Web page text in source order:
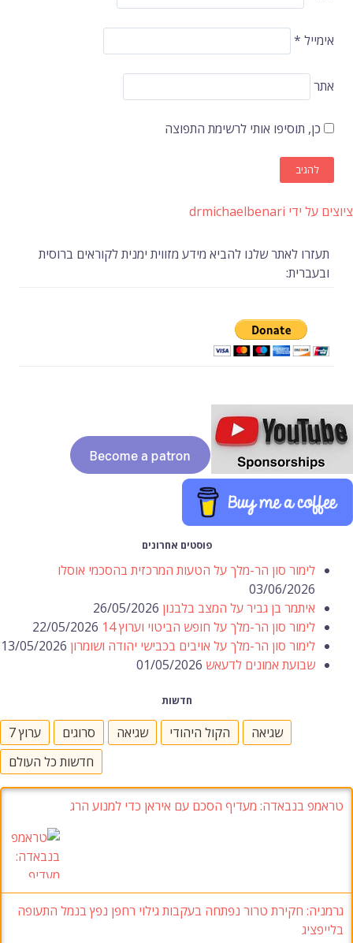
אימייל *
אתר
כן, תוסיפו אותי לרשימת התפוצה
ציוצים על ידי drmichaelbenari
תעזרו לאתר שלנו להביא מידע מזווית ימנית לקוראים ברוסית
ובעברית:
פוסטים אחרונים
לימור סון הר-מלך על הטעות המרכזית בהסכמי אוסלו
03/06/2026
איתמר בן גביר על המצב בלבנון 26/05/2026
לימור סון הר-מלך על חופש הביטוי וערוץ 14
22/05/2026
לימור סון הר-מלך על אויבים בכבישי יהודה ושומרון 13/05/2026
שבועת אמונים לדעאש 01/05/2026
חדשות
ערוץ 7 סרוגים שגיאה הקול היהודי
שגיאה
חדשות כל העולם
טראמפ בנבאדה: מעדיף הסכם עם איראן כדי למנוע הרג
גרמניה: חקירת טרור נפתחה בעקבות גילוי רחפן נפץ בנמל התעופה
בלייפציג